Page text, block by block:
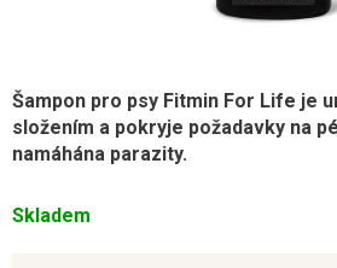
Skladem
Šampon pro psy Fitmin For Life je
složením a pokryje požadavky na
namáhána parazity.